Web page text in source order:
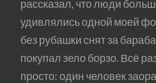
рассказал, что люди
удивлялись одной моей
без рубашки снят за
покупал зело борзо. Всё
просто: один человек